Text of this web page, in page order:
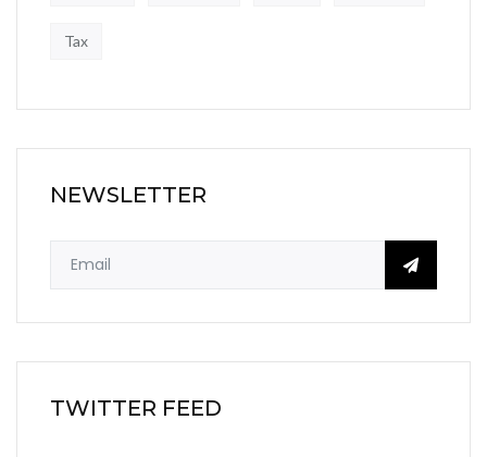
Tax
NEWSLETTER
TWITTER FEED